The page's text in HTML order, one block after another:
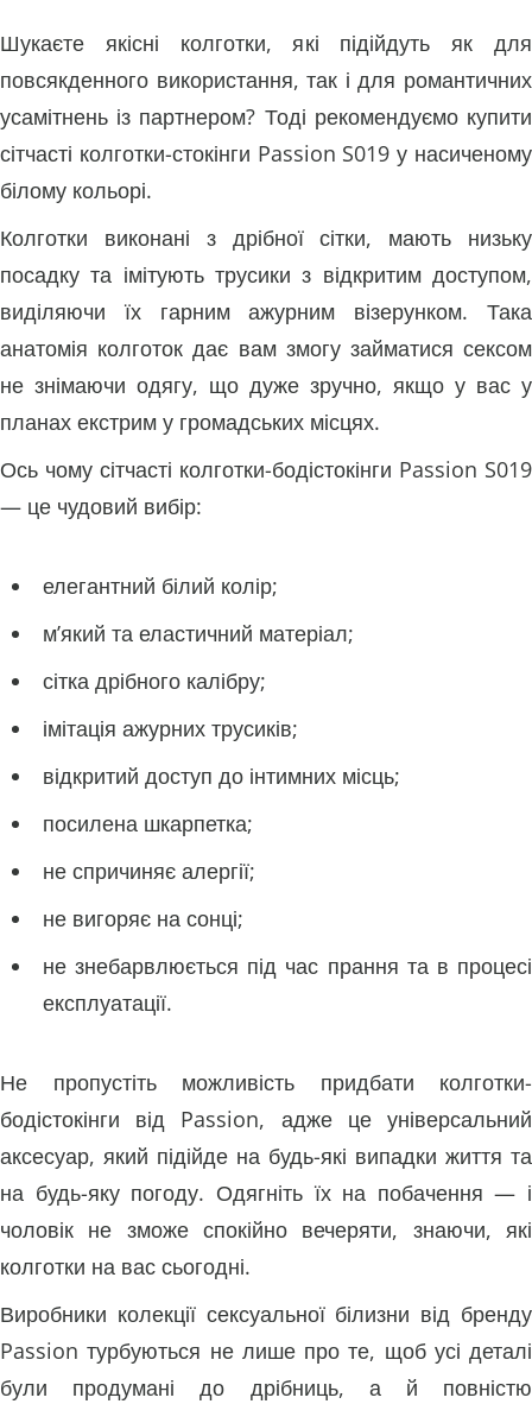
Шукаєте якісні колготки, які підійдуть як для
повсякденного використання, так і для романтичних
усамітнень із партнером? Тоді рекомендуємо купити
сітчасті колготки-стокінги Passion S019 у насиченому
білому кольорі.
Колготки виконані з дрібної сітки, мають низьку
посадку та імітують трусики з відкритим доступом,
виділяючи їх гарним ажурним візерунком. Така
анатомія колготок дає вам змогу займатися сексом
не знімаючи одягу, що дуже зручно, якщо у вас у
планах екстрим у громадських місцях.
Ось чому сітчасті колготки-бодістокінги Passion S019
— це чудовий вибір:
елегантний білий колір;
м’який та еластичний матеріал;
сітка дрібного калібру;
імітація ажурних трусиків;
відкритий доступ до інтимних місць;
посилена шкарпетка;
не спричиняє алергії;
не вигоряє на сонці;
не знебарвлюється під час прання та в процесі
експлуатації.
Не пропустіть можливість придбати колготки-
бодістокінги від Passion, адже це універсальний
аксесуар, який підійде на будь-які випадки життя та
на будь-яку погоду. Одягніть їх на побачення — і
чоловік не зможе спокійно вечеряти, знаючи, які
колготки на вас сьогодні.
Виробники колекції сексуальної білизни від бренду
Passion турбуються не лише про те, щоб усі деталі
були продумані до дрібниць, а й повністю